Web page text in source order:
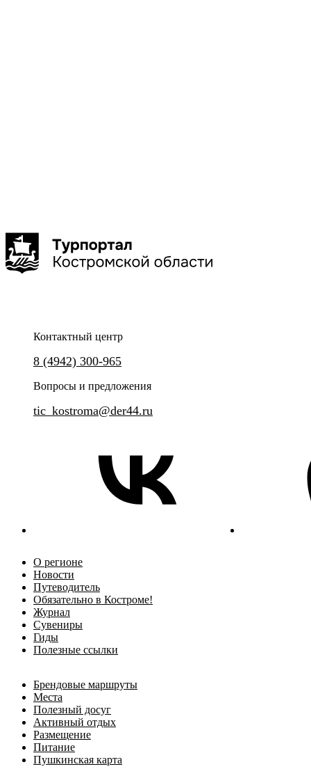
Контактный центр
8 (4942) 300-965
Вопросы и предложения
tic_kostroma@der44.ru
О регионе
Новости
Путеводитель
Обязательно в Костроме!
Журнал
Сувениры
Гиды
Полезные ссылки
Брендовые маршруты
Места
Полезный досуг
Активный отдых
Размещение
Питание
Пушкинская карта